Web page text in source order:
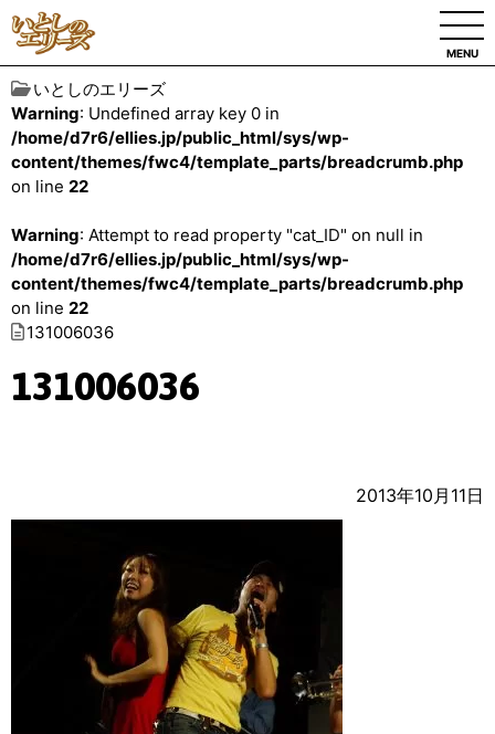
MENU
いとしのエリーズ
Warning: Undefined array key 0 in
/home/d7r6/ellies.jp/public_html/sys/wp-
content/themes/fwc4/template_parts/breadcrumb.php
on line 22
Warning: Attempt to read property "cat_ID" on null in
/home/d7r6/ellies.jp/public_html/sys/wp-
content/themes/fwc4/template_parts/breadcrumb.php
on line 22
131006036
131006036
2013年10月11日